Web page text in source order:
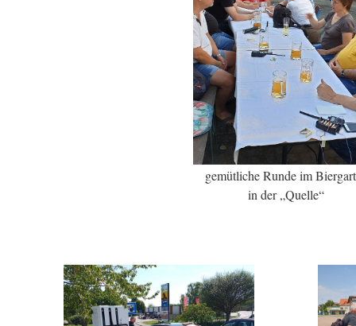
gemütliche Runde im
in der „Quelle“